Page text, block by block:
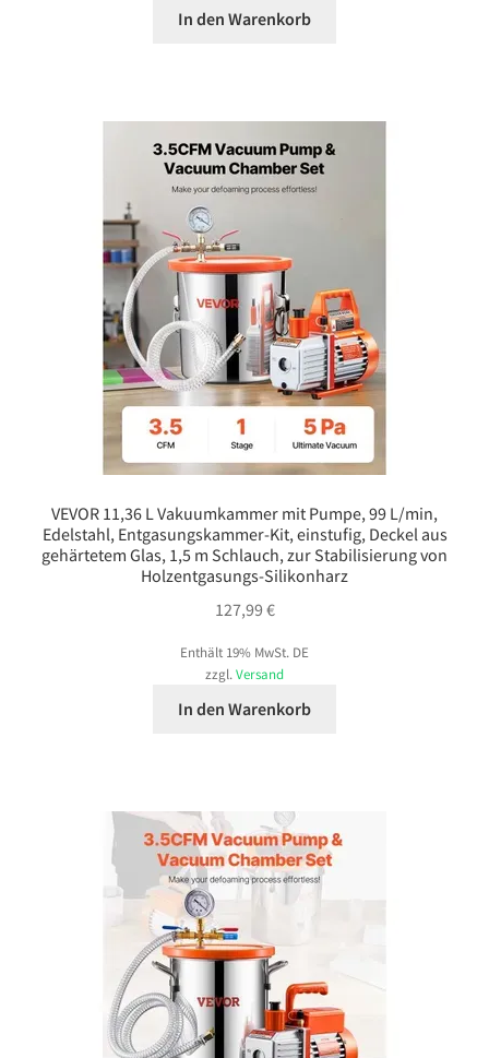
In den Warenkorb
VEVOR 11,36 L Vakuumkammer mit Pumpe, 99 L/min,
Edelstahl, Entgasungskammer-Kit, einstufig, Deckel aus
gehärtetem Glas, 1,5 m Schlauch, zur Stabilisierung von
Holzentgasungs-Silikonharz
127,99 €
Enthält 19% MwSt. DE
zzgl. Versand
In den Warenkorb